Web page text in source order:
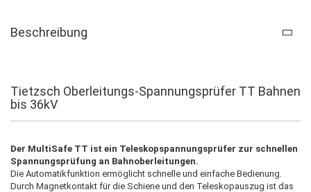
Beschreibung
Tietzsch Oberleitungs-Spannungsprüfer TT Bahnen
bis 36kV
Der MultiSafe TT ist ein Teleskopspannungsprüfer zur schnellen
Spannungsprüfung an Bahnoberleitungen.
Die Automatikfunktion ermöglicht schnelle und einfache Bedienung.
Durch Magnetkontakt für die Schiene und den Teleskopauszug ist das